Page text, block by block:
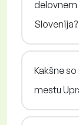
delovnem
Slovenija?
Kakšne
mestu